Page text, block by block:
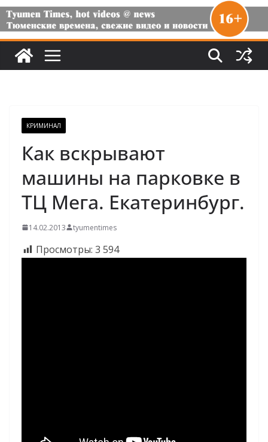
КРИМИНАЛ
Как вскрывают
машины на парковке в
ТЦ Мега. Екатеринбург.
14.02.2013 tyumentimes
Просмотры: 3 594